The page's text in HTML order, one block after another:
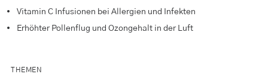
Vitamin C Infusionen bei Allergien und Infekten
Erhöhter Pollenflug und Ozongehalt in der Luft
THEMEN